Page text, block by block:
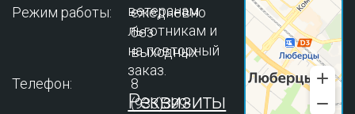
Режим работы:
ежедневно
без
выходных
Телефон:
8
(933)399-
ветеранам
льготникам и
на повторный
заказ.
Реквизиты